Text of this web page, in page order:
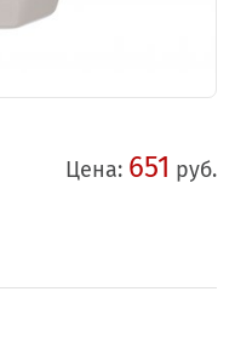
Цена: 651 руб.